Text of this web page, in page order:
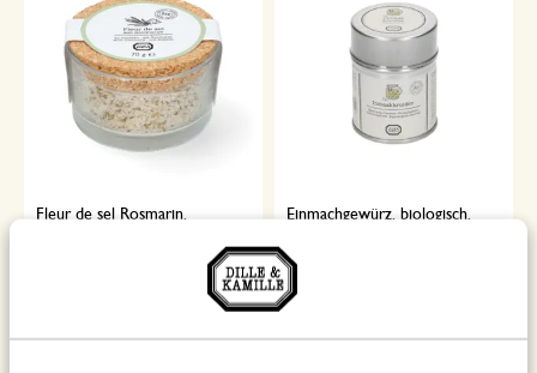
Fleur de sel Rosmarin,
Einmachgewürz, biologisch,
165,00 / kg